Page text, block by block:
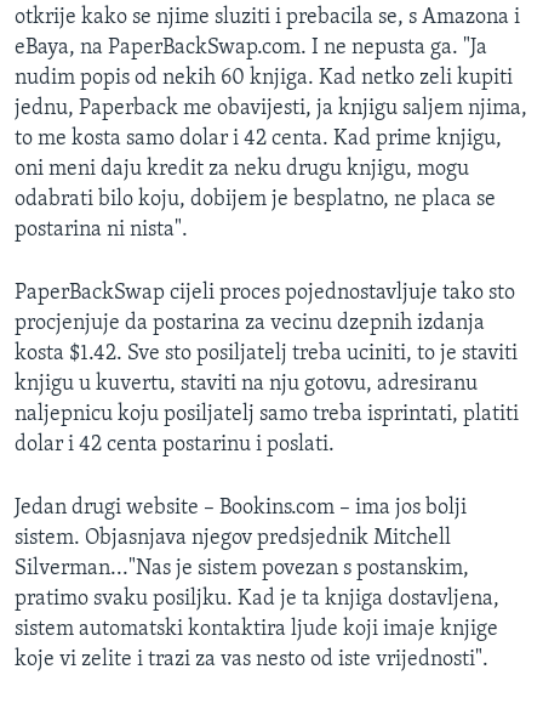
otkrije kako se njime sluziti i prebacila se, s Amazona i
eBaya, na PaperBackSwap.com. I ne nepusta ga. "Ja
nudim popis od nekih 60 knjiga. Kad netko zeli kupiti
jednu, Paperback me obavijesti, ja knjigu saljem njima,
to me kosta samo dolar i 42 centa. Kad prime knjigu,
oni meni daju kredit za neku drugu knjigu, mogu
odabrati bilo koju, dobijem je besplatno, ne placa se
postarina ni nista".
PaperBackSwap cijeli proces pojednostavljuje tako sto
procjenjuje da postarina za vecinu dzepnih izdanja
kosta $1.42. Sve sto posiljatelj treba uciniti, to je staviti
knjigu u kuvertu, staviti na nju gotovu, adresiranu
naljepnicu koju posiljatelj samo treba isprintati, platiti
dolar i 42 centa postarinu i poslati.
Jedan drugi website – Bookins.com – ima jos bolji
sistem. Objasnjava njegov predsjednik Mitchell
Silverman..."Nas je sistem povezan s postanskim,
pratimo svaku posiljku. Kad je ta knjiga dostavljena,
sistem automatski kontaktira ljude koji imaje knjige
koje vi zelite i trazi za vas nesto od iste vrijednosti".